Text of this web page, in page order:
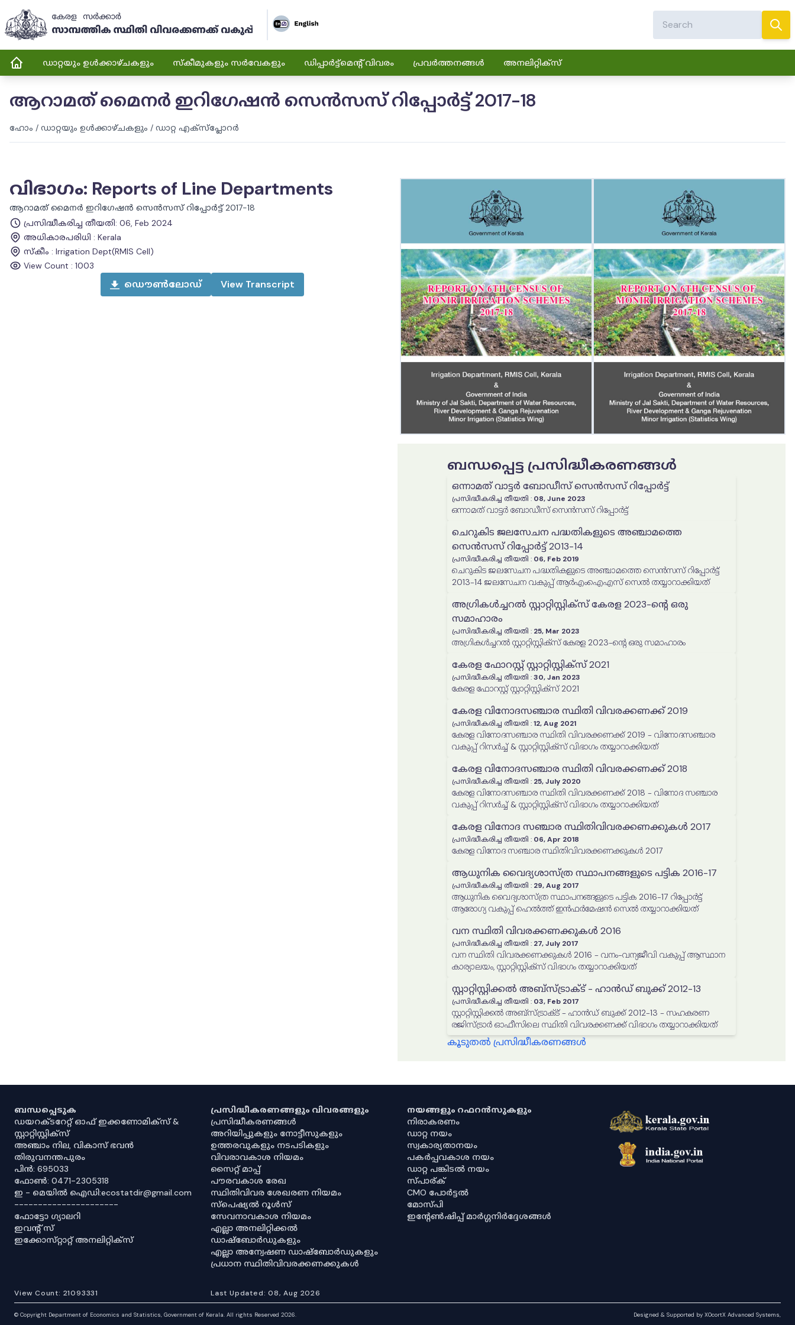
ഡാറ്റയും ഉൾക്കാഴ്ചകളും സ്കീമുകളും സർവേകളും ഡിപ്പാർട്ട്മെന്റ് വിവരം പ്രവർത്തനങ്ങൾ അനലിറ്റിക്സ്
ആറാമത് മൈനർ ഇറിഗേഷൻ സെൻസസ് റിപ്പോർട്ട് 2017-18
ഹോം / ഡാറ്റയും ഉൾക്കാഴ്ചകളും / ഡാറ്റ എക്സ്പ്ലോറർ
വിഭാഗം: Reports of Line Departments
ആറാമത് മൈനർ ഇറിഗേഷൻ സെൻസസ് റിപ്പോർട്ട് 2017-18
പ്രസിദ്ധീകരിച്ച തീയതി: 06, Feb 2024
അധികാരപരിധി : Kerala
സ്കീം : Irrigation Dept(RMIS Cell)
View Count : 1003
ഡൌൺലോഡ് View Transcript
ബന്ധപ്പെട്ട പ്രസിദ്ധീകരണങ്ങൾ
ഒന്നാമത് വാട്ടർ ബോഡീസ് സെൻസസ് റിപ്പോർട്ട്
പ്രസിദ്ധീകരിച്ച തീയതി : 08, June 2023
ഒന്നാമത് വാട്ടർ ബോഡീസ് സെൻസസ് റിപ്പോർട്ട്
ചെറുകിട ജലസേചന പദ്ധതികളുടെ അഞ്ചാമത്തെ
സെൻസസ് റിപ്പോർട്ട് 2013-14
പ്രസിദ്ധീകരിച്ച തീയതി : 06, Feb 2019
ചെറുകിട ജലസേചന പദ്ധതികളുടെ അഞ്ചാമത്തെ സെൻസസ് റിപ്പോർട്ട്
2013-14 ജലസേചന വകുപ്പ് ആര്‍എംഐഎസ് സെല്‍ തയ്യാറാക്കിയത്
അഗ്രികൾച്ചറൽ സ്റ്റാറ്റിസ്റ്റിക്സ് കേരള 2023-ൻ്റെ ഒരു
സമാഹാരം
പ്രസിദ്ധീകരിച്ച തീയതി : 25, Mar 2023
അഗ്രികൾച്ചറൽ സ്റ്റാറ്റിസ്റ്റിക്സ് കേരള 2023-ൻ്റെ ഒരു സമാഹാരം
കേരള ഫോറസ്റ്റ് സ്റ്റാറ്റിസ്റ്റിക്‌സ് 2021
പ്രസിദ്ധീകരിച്ച തീയതി :30, Jan 2023
കേരള ഫോറസ്റ്റ് സ്റ്റാറ്റിസ്റ്റിക്‌സ് 2021
കേരള വിനോദസഞ്ചാര സ്ഥിതി വിവരക്കണക്ക് 2019
പ്രസിദ്ധീകരിച്ച തീയതി :12, Aug 2021
കേരള വിനോദസഞ്ചാര സ്ഥിതി വിവരക്കണക്ക് 2019 - വിനോദസഞ്ചാര
വകുപ്പ് റിസര്‍ച്ച് & സ്റ്റാറ്റിസ്റ്റിക്സ് വിഭാഗം തയ്യാറാക്കിയത്
കേരള വിനോദസഞ്ചാര സ്ഥിതി വിവരക്കണക്ക് 2018
പ്രസിദ്ധീകരിച്ച തീയതി : 25, July 2020
കേരള വിനോദസഞ്ചാര സ്ഥിതി വിവരക്കണക്ക് 2018 - വിനോദ സഞ്ചാര
വകുപ്പ് റിസര്‍ച്ച് & സ്റ്റാറ്റിസ്റ്റിക്സ് വിഭാഗം തയ്യാറാക്കിയത്
കേരള വിനോദ സഞ്ചാര സ്ഥിതിവിവരക്കണക്കുകൾ 2017
പ്രസിദ്ധീകരിച്ച തീയതി : 06, Apr 2018
കേരള വിനോദ സഞ്ചാര സ്ഥിതിവിവരക്കണക്കുകൾ 2017
ആധുനിക വൈദ്യശാസ്ത്ര സ്ഥാപനങ്ങളുടെ പട്ടിക 2016-17
പ്രസിദ്ധീകരിച്ച തീയതി : 29, Aug 2017
ആധുനിക വൈദ്യശാസ്ത്ര സ്ഥാപനങ്ങളുടെ പട്ടിക 2016-17 റിപ്പോര്‍ട്ട്
ആരോഗ്യ വകുപ്പ് ഹെല്‍ത്ത് ഇന്‍ഫര്‍മേഷന്‍ സെല്‍ തയ്യാറാക്കിയത്
വന സ്ഥിതി വിവരക്കണക്കുകള്‍ 2016
പ്രസിദ്ധീകരിച്ച തീയതി : 27, July 2017
വന സ്ഥിതി വിവരക്കണക്കുകള്‍ 2016 - വനം-വന്യജീവി വകുപ്പ് ആസ്ഥാന
കാര്യാലയം, സ്റ്റാറ്റിസ്റ്റിക്സ് വിഭാഗം തയ്യാറാക്കിയത്
സ്റ്റാറ്റിസ്റ്റിക്കല്‍ അബ്സ്ട്രാക്ട് - ഹാന്‍ഡ് ബുക്ക് 2012-13
പ്രസിദ്ധീകരിച്ച തീയതി : 03, Feb 2017
സ്റ്റാറ്റിസ്റ്റിക്കല്‍ അബ്സ്ട്രാക്ട് - ഹാന്‍ഡ് ബുക്ക് 2012-13 - സഹകരണ
രജിസ്ട്രാര്‍ ഓഫീസിലെ സ്ഥിതി വിവരക്കണക്ക് വിഭാഗം തയ്യാറാക്കിയത്
കൂടുതൽ പ്രസിദ്ധീകരണങ്ങൾ
ബന്ധപ്പെടുക
ഡയറക്ടറേറ്റ് ഓഫ് ഇക്കണോമിക്സ് &
സ്റ്റാറ്റിസ്റ്റിക്സ്
അഞ്ചാം നില, വികാസ് ഭവൻ
തിരുവനന്തപുരം
പിൻ: 695033
ഫോൺ: 0471-2305318
ഇ - മെയിൽ ഐഡി:ecostatdir@gmail.com
----------------------
ഫോട്ടോ ഗ്യാലറി
ഇവൻ്റ് സ്
ഇക്കോസ്‌റ്റാറ്റ് അനലിറ്റിക്‌സ്
പ്രസിദ്ധീകരണങ്ങളും വിവരങ്ങളും
പ്രസിദ്ധീകരണങ്ങൾ
അറിയിപ്പുകളും നോട്ടീസുകളും
ഉത്തരവുകളും നടപടികളും
വിവരാവകാശ നിയമം
സൈറ്റ് മാപ്പ്
പൗരവകാശ രേഖ
സ്ഥിതിവിവര ശേഖരണ നിയമം
സ്‌പെഷ്യൽ റൂൾസ്
സേവനാവകാശ നിയമം
എല്ലാ അനലിറ്റിക്കൽ
ഡാഷ്‌ബോർഡുകളും
എല്ലാ അന്വേഷണ ഡാഷ്‌ബോർഡുകളും
പ്രധാന സ്ഥിതിവിവരക്കണക്കുകൾ
നയങ്ങളും റഫറൻസുകളും
നിരാകരണം
ഡാറ്റ നയം
സ്വകാര്യതാനയം
പകർപ്പവകാശ നയം
ഡാറ്റ പങ്കിടൽ നയം
സ്പാര്ക്
CMO പോർട്ടൽ
മോസ്പി
ഇൻ്റേൺഷിപ്പ് മാർഗ്ഗനിർദ്ദേശങ്ങൾ
View Count: 21093331 Last Updated:08, Aug 2026
© Copyright Department of Economics and Statistics, Government of Kerala. All rights Reserved 2026. Designed & Supported by XOcortX Advanced Systems,